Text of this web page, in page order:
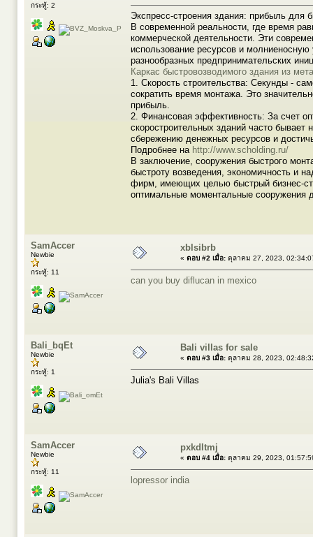
กระทู้: 2
Экспресс-строения здания: прибыль для
В современной реальности, где время
коммерческой деятельности. Эти
использование ресурсов и
разнообразных предпринимательских
Каркас быстровозводимого здания из
1. Скорость строительства: Секунды -
сократить время монтажа. Это
прибыль.
2. Финансовая эффективность: За счет
скоростроительных зданий часто
сбережению денежных ресурсов и
Подробнее на http://www.scholding.ru/
В заключение, сооружения быстрого
быстроту возведения, экономичность и
фирм, имеющих целью быстрый бизнес-
оптимальные моментальные сооружения
SamAccer
Newbie
กระทู้: 11
xblsibrb
« ตอบ #2 เมื่อ: ตุลาคม 27, 2023,
can you buy diflucan in mexico
Bali_bqEt
Newbie
กระทู้: 1
Bali villas for sale
« ตอบ #3 เมื่อ: ตุลาคม 28, 2023,
Julia's Bali Villas
SamAccer
Newbie
กระทู้: 11
pxkdltmj
« ตอบ #4 เมื่อ: ตุลาคม 29, 2023,
lopressor india